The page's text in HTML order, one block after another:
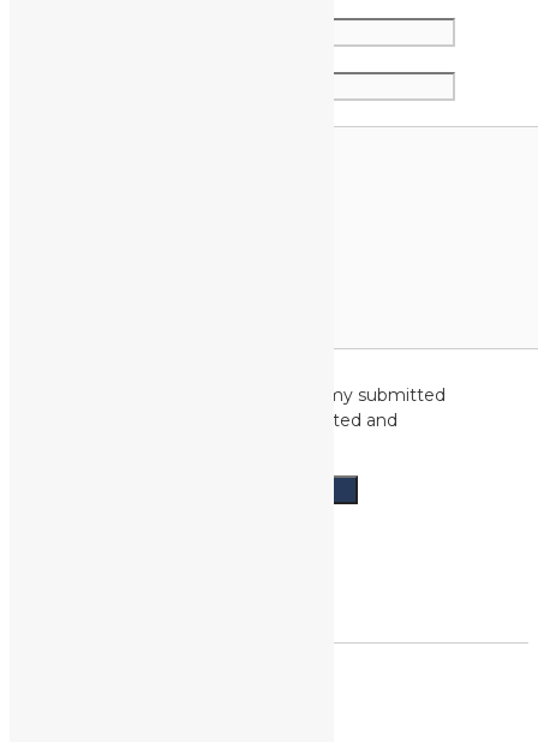
I consent to my submitted
data being collected and